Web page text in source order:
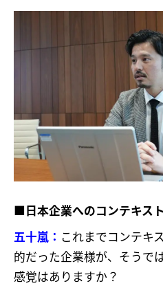
■日本企業へのコンテキス
五十嵐： これまでコンテキ
的だった企業様が、そうで
感覚はありますか？